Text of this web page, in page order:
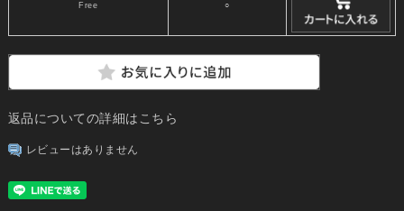
Free ○
返品についての詳細はこちら
レビューはありません